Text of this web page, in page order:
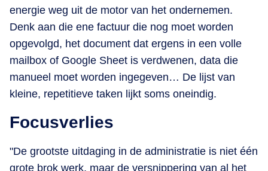
energie weg uit de motor van het ondernemen.
Denk aan die ene factuur die nog moet worden
opgevolgd, het document dat ergens in een volle
mailbox of Google Sheet is verdwenen, data die
manueel moet worden ingegeven… De lijst van
kleine, repetitieve taken lijkt soms oneindig.
Focusverlies
"De grootste uitdaging in de administratie is niet één
grote brok werk, maar de versnippering van al het